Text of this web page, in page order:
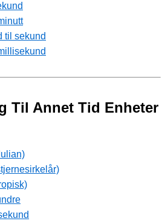
til sekund
Til Annet Tid Enheter